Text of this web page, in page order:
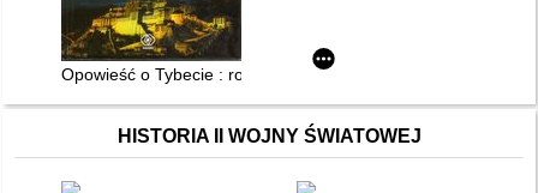
Opowieść o Tybecie : rozmowy z Dalajlamą
HISTORIA II WOJNY ŚWIATOWEJ